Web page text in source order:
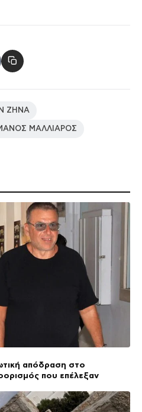
απόδραση στο
που επέλεξαν
ΖΗΝΑ
ΜΑΛΛΙΑΡΟΣ